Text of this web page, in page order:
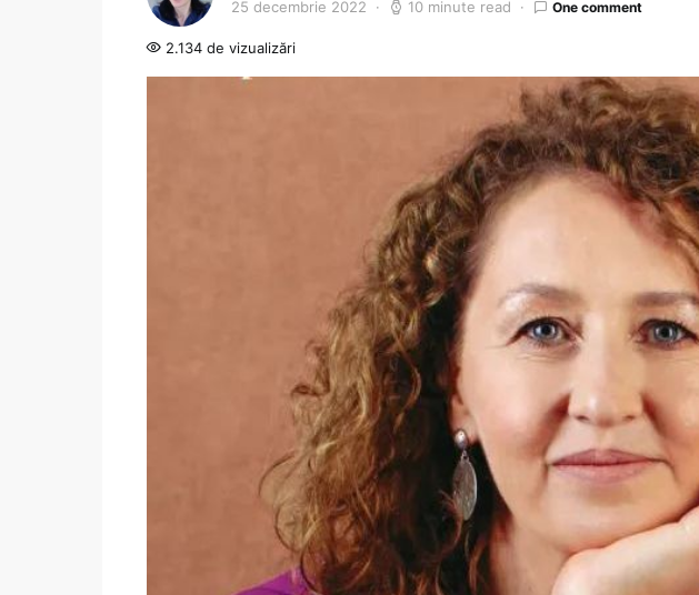
25 decembrie 2022 10 minute read One comment
2.134 de vizualizări